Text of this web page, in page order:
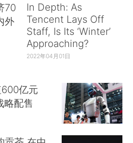
70
外
In Depth: As
Tencent Lays Off
Staff, Is Its ‘Winter’
Approaching?
2022年04月01日
亿元
略配售